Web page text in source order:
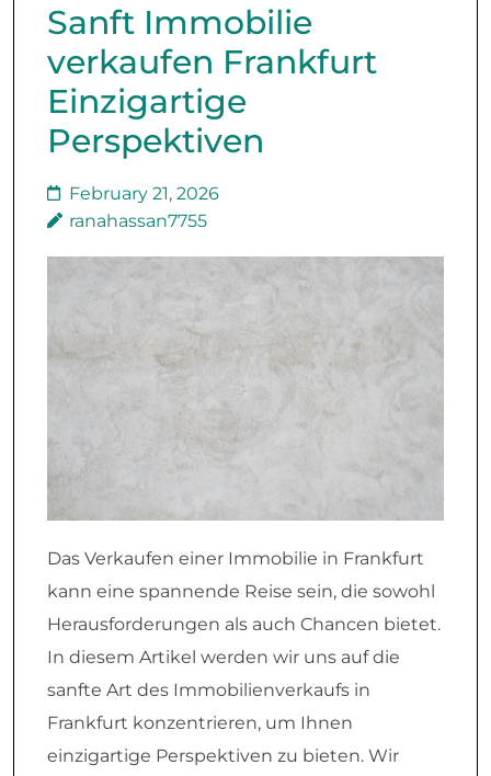
Sanft Immobilie
verkaufen Frankfurt
Einzigartige
Perspektiven
February 21, 2026
ranahassan7755
Das Verkaufen einer Immobilie in Frankfurt
kann eine spannende Reise sein, die sowohl
Herausforderungen als auch Chancen bietet.
In diesem Artikel werden wir uns auf die
sanfte Art des Immobilienverkaufs in
Frankfurt konzentrieren, um Ihnen
einzigartige Perspektiven zu bieten. Wir